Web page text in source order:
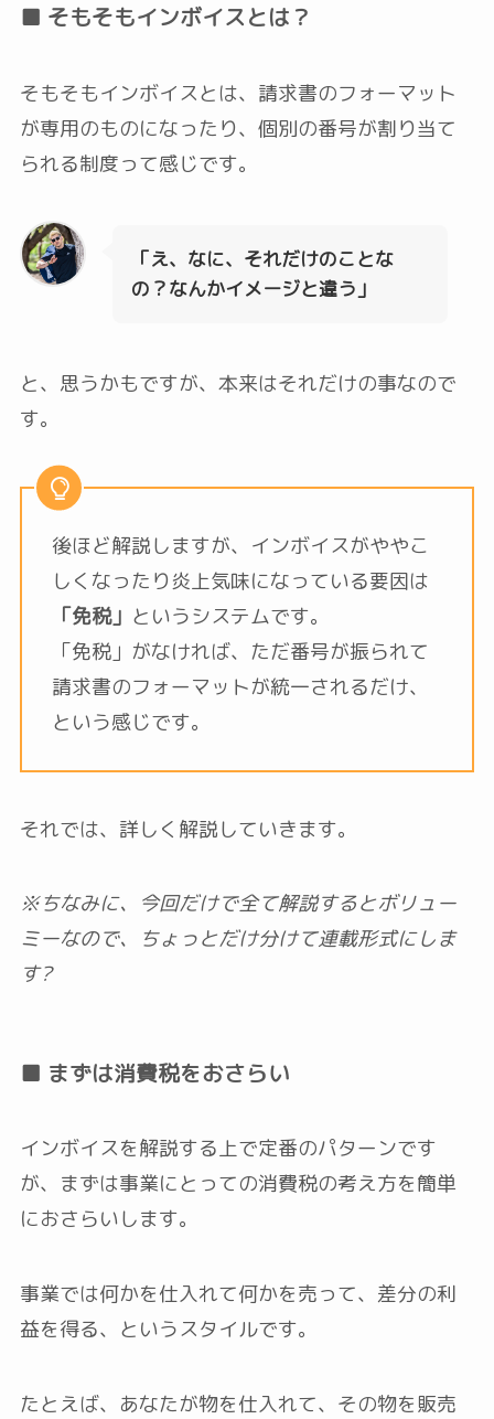
■ そもそもインボイスとは？
そもそもインボイスとは、請求書のフォーマット
が専用のものになったり、個別の番号が割り当て
られる制度って感じです。
「え、なに、それだけのことな
の？なんかイメージと違う」
と、思うかもですが、本来はそれだけの事なので
す。
後ほど解説しますが、インボイスがややこ
しくなったり炎上気味になっている要因は
「免税」 というシステムです。
「免税」がなければ、ただ番号が振られて
請求書のフォーマットが統一されるだけ、
という感じです。
それでは、詳しく解説していきます。
※ちなみに、今回だけで全て解説するとボリュー
ミーなので、ちょっとだけ分けて連載形式にしま
す?‍
■ まずは消費税をおさらい
インボイスを解説する上で定番のパターンです
が、まずは事業にとっての消費税の考え方を簡単
におさらいします。
事業では何かを仕入れて何かを売って、差分の利
益を得る、というスタイルです。
たとえば、あなたが物を仕入れて、その物を販売